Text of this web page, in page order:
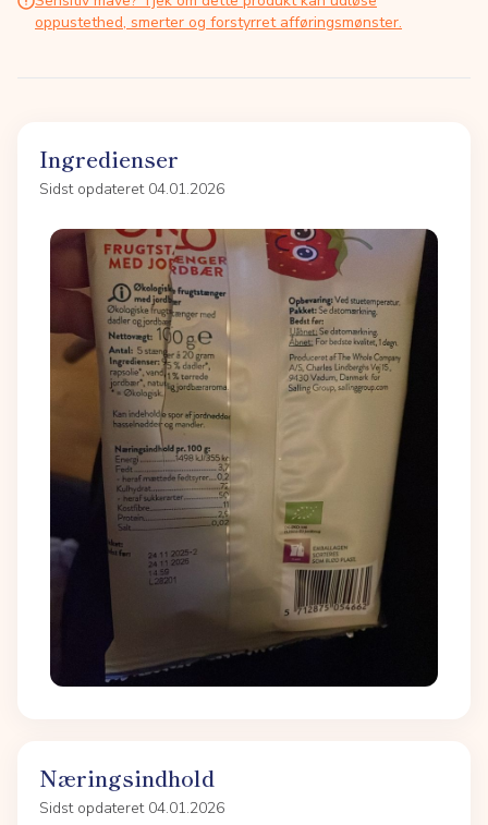
oppustethed, smerter og forstyrret afføringsmønster.
Ingredienser
Sidst opdateret 04.01.2026
Næringsindhold
Sidst opdateret 04.01.2026